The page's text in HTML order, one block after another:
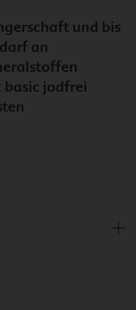
und bis
an
basic jodfrei